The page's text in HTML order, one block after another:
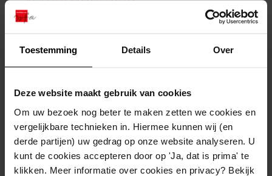
Toestemming Details Over
Deze website maakt gebruik van cookies
Om uw bezoek nog beter te maken zetten we cookies en
vergelijkbare technieken in. Hiermee kunnen wij (en
derde partijen) uw gedrag op onze website analyseren. U
kunt de cookies accepteren door op 'Ja, dat is prima' te
klikken. Meer informatie over cookies en privacy? Bekijk
bouwvergunningen
omgevingsvergunningen
vergunningen
uitleg nodig?
Wij helpen u op weg met een aantal zoektips.
bekijk alle zoektips
Wij helpen u op weg met een aantal zoektips.
bekijk alle zoektips
bekijk ons geschiedenislokaal
advisering en toezicht
beleidsplan
gemeenschappelijke regeling
publiek jaarverslag
steun het archief
U kunt ook Vriend worden en het Westfries
Archief steunen.
meer weten
zoektips
Door een fout tijdens het verwerken van deze pagina is het niet
404- Not Found
Mogelijk kunt u deze pagina niet bezoeken door: